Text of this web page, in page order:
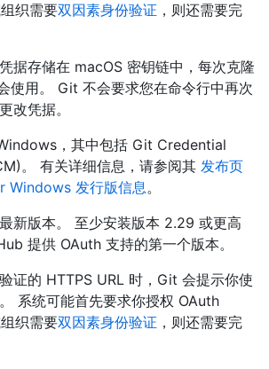
织需要双因素身份验证 ，则还需要完
据存储在 macOS 密钥链中，每次克隆
使用。 Git 不会要求您在命令行中再次
改凭据。
，其中包括 Git Credential
。 有关详细信息，请参阅其 发布页
Windows 发行版信息。
新版本。 至少安装版本 2.29 或更高
提供 OAuth 支持的第一个版本。
证的 HTTPS URL 时，Git 会提示你使
系统可能首先要求你授权 OAuth
织需要双因素身份验证 ，则还需要完